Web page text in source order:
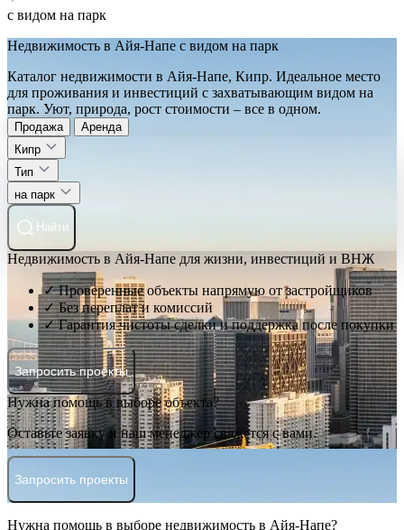
с видом на парк
Недвижимость в Айя-Напе с видом на парк
Каталог недвижимости в Айя-Напе, Кипр. Идеальное место
для проживания и инвестиций с захватывающим видом на
парк. Уют, природа, рост стоимости – все в одном.
Продажа
Аренда
Кипр
Тип
на парк
Найти
Недвижимость в Айя-Напе для жизни, инвестиций и ВНЖ
✓ Проверенные объекты напрямую от застройщиков
✓ Без переплат и комиссий
✓ Гарантия чистоты сделки и поддержка после покупки
Запросить проекты
Нужна помощь в выборе объекта?
Оставьте заявку и наш менеджер свяжется с вами.
Запросить проекты
Нужна помощь в выборе недвижимость в Айя-Напе?